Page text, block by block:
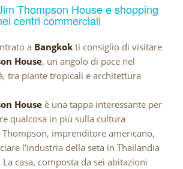
Thompson House e shopping
centri commerciali
a Bangkokti consiglio di visitare
House, un angolo di pace nel
tra piante tropicali e architettura
Houseè una tappa interessante per
qualcosa in più sulla cultura
Thompson, imprenditore americano,
l’industria della seta in Thailandia
casa, composta da sei abitazioni